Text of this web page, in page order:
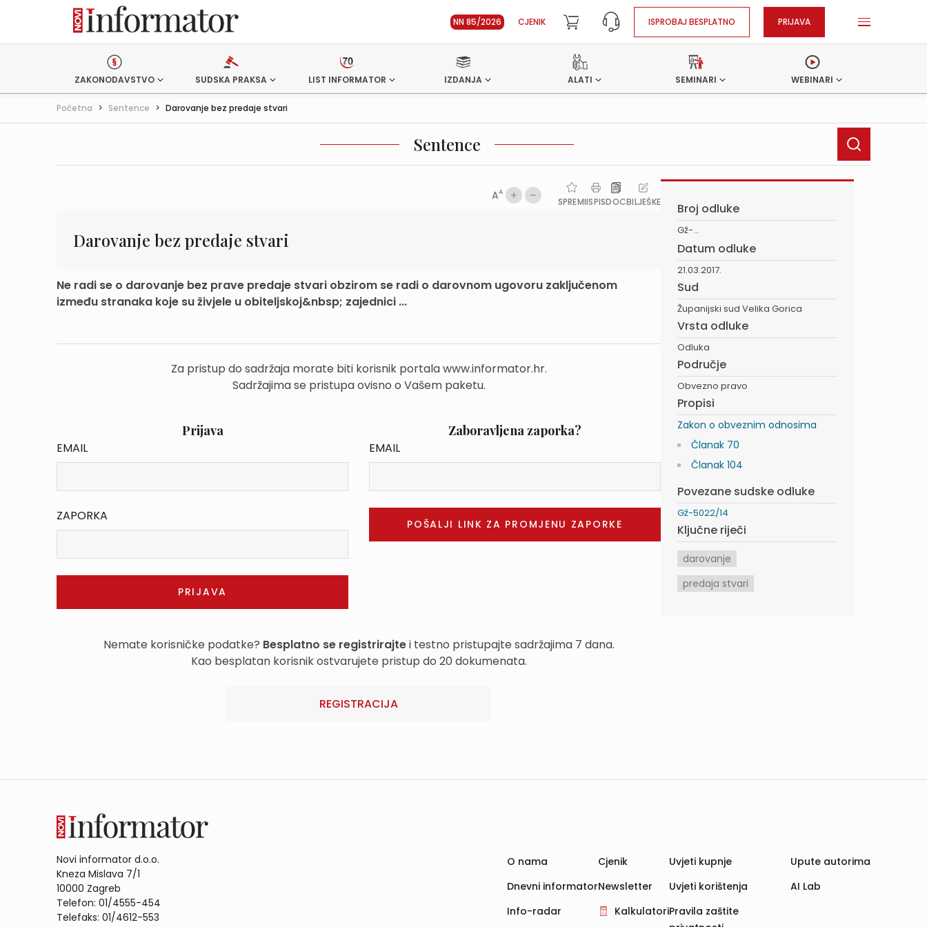
NN 85/2026 CJENIK ISPROBAJ BESPLATNO PRIJAVA
ZAKONODAVSTVO SUDSKA PRAKSA LIST INFORMATOR IZDANJA ALATI SEMINARI WEBINARI
Početna > Sentence > Darovanje bez predaje stvari
Sentence
AA
SPREMIISPISDOCBILJEŠKE
Darovanje bez predaje stvari
Ne radi se o darovanje bez prave predaje stvari obzirom se radi o darovnom ugovoru zaključenom
između stranaka koje su živjele u obiteljskoj&nbsp; zajednici ...
Za pristup do sadržaja morate biti korisnik portala www.informator.hr.
Sadržajima se pristupa ovisno o Vašem paketu.
Prijava
EMAIL
ZAPORKA
Zaboravljena zaporka?
EMAIL
Nemate korisničke podatke? Besplatno se registrirajtei testno pristupajte sadržajima 7 dana.
Kao besplatan korisnik ostvarujete pristup do 20 dokumenata.
REGISTRACIJA
Broj odluke
Gž-...
Datum odluke
21.03.2017.
Sud
Županijski sud Velika Gorica
Vrsta odluke
Odluka
Područje
Obvezno pravo
Propisi
Zakon o obveznim odnosima
Članak 70
Članak 104
Povezane sudske odluke
Gž-5022/14
Ključne riječi
darovanje
predaja stvari
Novi informator d.o.o.
Kneza Mislava 7/1
10000 Zagreb
Telefon: 01/4555-454
Telefaks: 01/4612-553
O nama
Dnevni informator
Info-radar
Cjenik
Newsletter
Kalkulatori
Uvjeti kupnje
Uvjeti korištenja
Pravila zaštite
Upute autorima
AI Lab